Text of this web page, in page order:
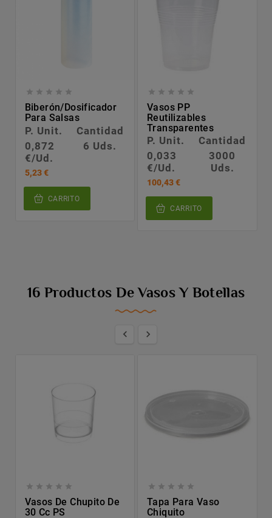
    
Biberón/dosificador
Para Salsas
P. Unit.
Cantidad
0,872
€/Ud.
6 Uds.
5,23 €
CARRITO
    
Vasos PP
Reutilizables
Transparentes
P. Unit.
Cantidad
0,033
€/Ud.
3000
Uds.
100,43 €
CARRITO
16 Productos De Vasos Y Botellas
 
    
Vasos De Chupito De
30 Cc PS
    
Tapa Para Vaso
Chiquito